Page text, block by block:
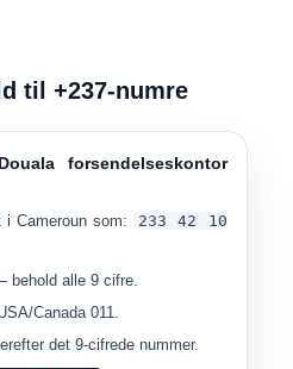
til +237-numre
forsendelseskontor
i Cameroun som:
233 42 10
behold alle 9 cifre.
Canada011.
det 9-cifrede nummer.